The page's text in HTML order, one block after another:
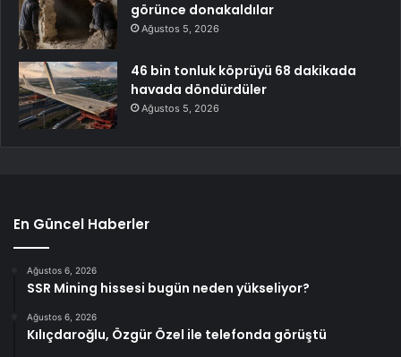
görünce donakaldılar
Ağustos 5, 2026
46 bin tonluk köprüyü 68 dakikada
havada döndürdüler
Ağustos 5, 2026
En Güncel Haberler
Ağustos 6, 2026
SSR Mining hissesi bugün neden yükseliyor?
Ağustos 6, 2026
Kılıçdaroğlu, Özgür Özel ile telefonda görüştü